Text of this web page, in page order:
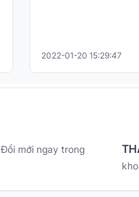
2022-01-20 15:29:47
Đổi mới ngay trong